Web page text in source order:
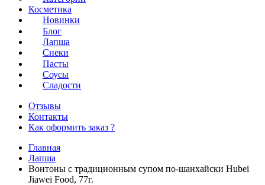
Косметика
Новинки
Блог
Лапша
Снеки
Пасты
Соусы
Сладости
Отзывы
Контакты
Как оформить заказ ?
Главная
Лапша
Вонтоны с традиционным супом по-шанхайски Hubei
Jiawei Food, 77г.